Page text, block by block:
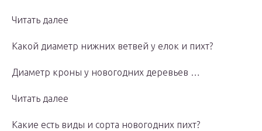
Читать далее
Какой диаметр нижних ветвей у елок и пихт?
Диаметр кроны у новогодних деревьев …
Читать далее
Какие есть виды и сорта новогодних пихт?